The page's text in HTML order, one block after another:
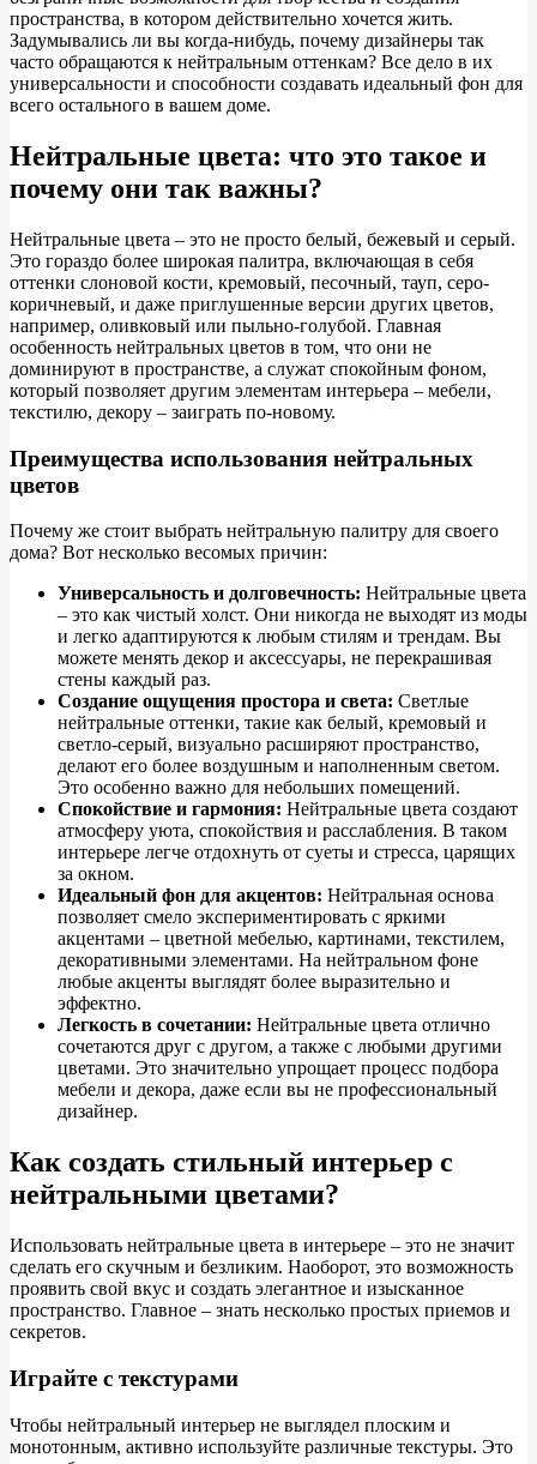
пространства, в котором действительно хочется жить.
Задумывались ли вы когда-нибудь, почему дизайнеры так
часто обращаются к нейтральным оттенкам? Все дело в их
универсальности и способности создавать идеальный фон для
всего остального в вашем доме.
Нейтральные цвета: что это такое и
почему они так важны?
Нейтральные цвета – это не просто белый, бежевый и серый.
Это гораздо более широкая палитра, включающая в себя
оттенки слоновой кости, кремовый, песочный, тауп, серо-
коричневый, и даже приглушенные версии других цветов,
например, оливковый или пыльно-голубой. Главная
особенность нейтральных цветов в том, что они не
доминируют в пространстве, а служат спокойным фоном,
который позволяет другим элементам интерьера – мебели,
текстилю, декору – заиграть по-новому.
Преимущества использования нейтральных
цветов
Почему же стоит выбрать нейтральную палитру для своего
дома? Вот несколько весомых причин:
Универсальность и долговечность: Нейтральные цвета
– это как чистый холст. Они никогда не выходят из моды
и легко адаптируются к любым стилям и трендам. Вы
можете менять декор и аксессуары, не перекрашивая
стены каждый раз.
Создание ощущения простора и света: Светлые
нейтральные оттенки, такие как белый, кремовый и
светло-серый, визуально расширяют пространство,
делают его более воздушным и наполненным светом.
Это особенно важно для небольших помещений.
Спокойствие и гармония: Нейтральные цвета создают
атмосферу уюта, спокойствия и расслабления. В таком
интерьере легче отдохнуть от суеты и стресса, царящих
за окном.
Идеальный фон для акцентов: Нейтральная основа
позволяет смело экспериментировать с яркими
акцентами – цветной мебелью, картинами, текстилем,
декоративными элементами. На нейтральном фоне
любые акценты выглядят более выразительно и
эффектно.
Легкость в сочетании: Нейтральные цвета отлично
сочетаются друг с другом, а также с любыми другими
цветами. Это значительно упрощает процесс подбора
мебели и декора, даже если вы не профессиональный
дизайнер.
Как создать стильный интерьер с
нейтральными цветами?
Использовать нейтральные цвета в интерьере – это не значит
сделать его скучным и безликим. Наоборот, это возможность
проявить свой вкус и создать элегантное и изысканное
пространство. Главное – знать несколько простых приемов и
секретов.
Играйте с текстурами
Чтобы нейтральный интерьер не выглядел плоским и
монотонным, активно используйте различные текстуры. Это